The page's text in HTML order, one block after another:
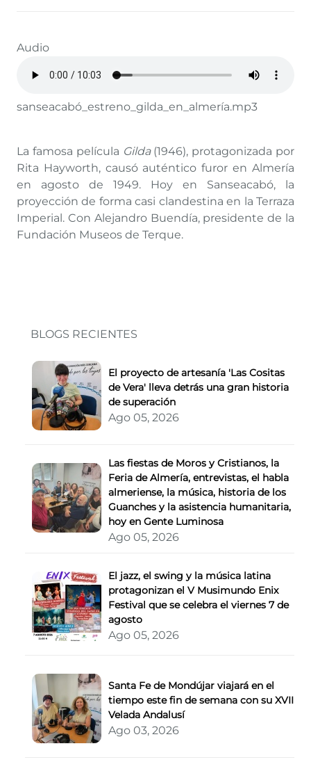
Audio
sanseacabó_estreno_gilda_en_almería.mp3
La famosa película Gilda(1946), protagonizada por
Rita Hayworth, causó auténtico furor en Almería
en agosto de 1949. Hoy en Sanseacabó, la
proyección de forma casi clandestina en la Terraza
Imperial. Con Alejandro Buendía, presidente de la
Fundación Museos de Terque.
BLOGS RECIENTES
El proyecto de artesanía 'Las Cositas
de Vera' lleva detrás una gran historia
de superación
Ago 05, 2026
Las fiestas de Moros y Cristianos, la
Feria de Almería, entrevistas, el habla
almeriense, la música, historia de los
Guanches y la asistencia humanitaria,
hoy en Gente Luminosa
Ago 05, 2026
El jazz, el swing y la música latina
protagonizan el V Musimundo Enix
Festival que se celebra el viernes 7 de
agosto
Ago 05, 2026
Santa Fe de Mondújar viajará en el
tiempo este fin de semana con su XVII
Velada Andalusí
Ago 03, 2026